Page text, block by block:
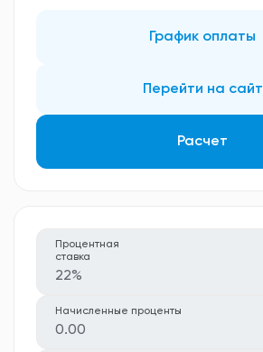
График оплаты
Перейти на сайт
Расчет
Процентная
ставка
22%
Начисленные проценты
0.00